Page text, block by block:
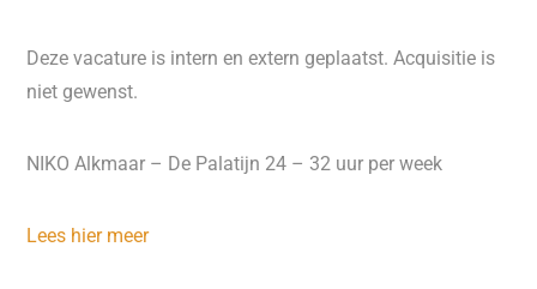
Deze vacature is intern en extern geplaatst. Acquisitie is
niet gewenst.
NIKO Alkmaar – De Palatijn 24 – 32 uur per week
Lees hier meer